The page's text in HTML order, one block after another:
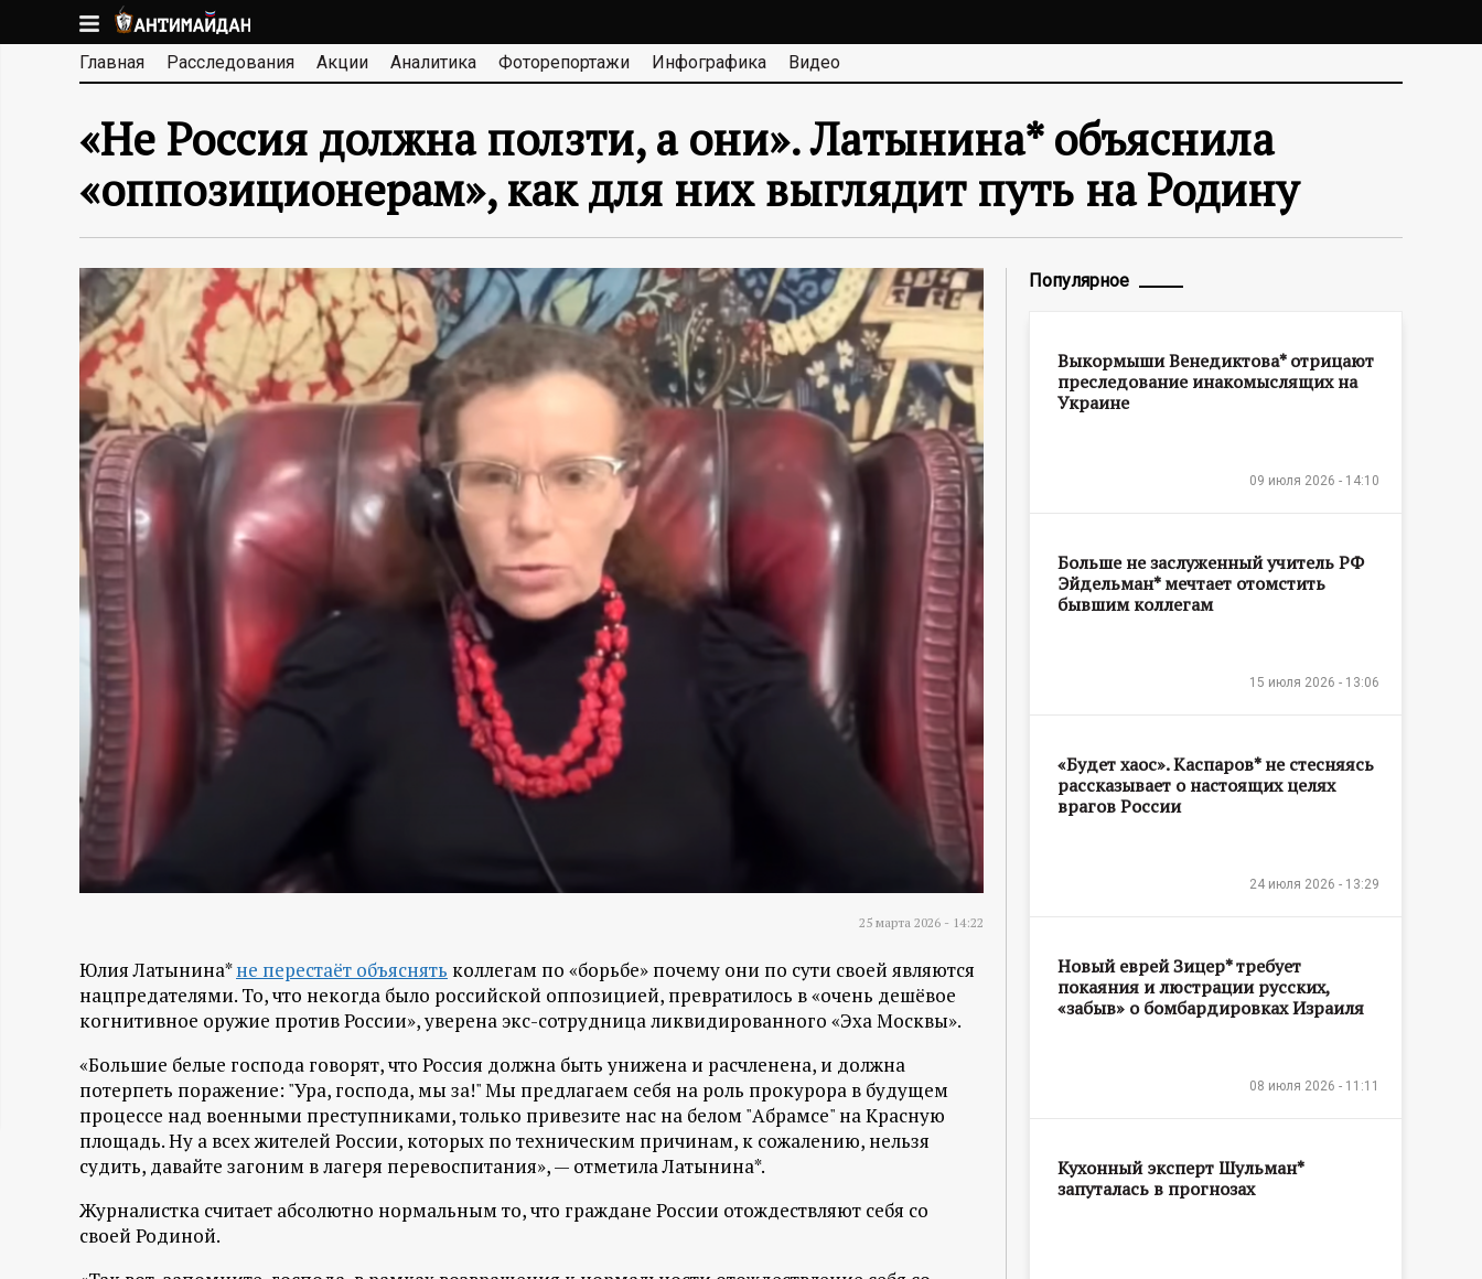
к
основномуА
Н
Т
И
М
А
Й
Д
А
Н
-
и
н
ф
о
а
ц
и
о
н
н
Главная Расследования Акции Аналитика Фоторепортажи Инфографика Видео
«Не Россия должна ползти, а они». Латынина* объяснила
«оппозиционерам», как для них выглядит путь на Родину
25 марта 2026 - 14:22
Юлия Латынина*не перестаёт объяснять коллегам по «борьбе» почему они по сути своей являются
нацпредателями. То, что некогда было российской оппозицией, превратилось в «очень дешёвое
когнитивное оружие против России», уверена экс-сотрудница ликвидированного «Эха Москвы».
«Большие белые господа говорят, что Россия должна быть унижена и расчленена, и должна
потерпеть поражение: "Ура, господа, мы за!" Мы предлагаем себя на роль прокурора в будущем
процессе над военными преступниками, только привезите нас на белом "Абрамсе" на Красную
площадь. Ну а всех жителей России, которых по техническим причинам, к сожалению, нельзя
судить, давайте загоним в лагеря перевоспитания», — отметила Латынина*.
Журналистка считает абсолютно нормальным то, что граждане России отождествляют себя со
своей Родиной.
Популярное
Выкормыши Венедиктова* отрицают
преследование инакомыслящих на
Украине
09 июля 2026 - 14:10
Больше не заслуженный учитель РФ
Эйдельман* мечтает отомстить
бывшим коллегам
15 июля 2026 - 13:06
«Будет хаос». Каспаров* не стесняясь
рассказывает о настоящих целях
врагов России
24 июля 2026 - 13:29
Новый еврей Зицер* требует
покаяния и люстрации русских,
«забыв» о бомбардировках Израиля
08 июля 2026 - 11:11
Кухонный эксперт Шульман*
запуталась в прогнозах